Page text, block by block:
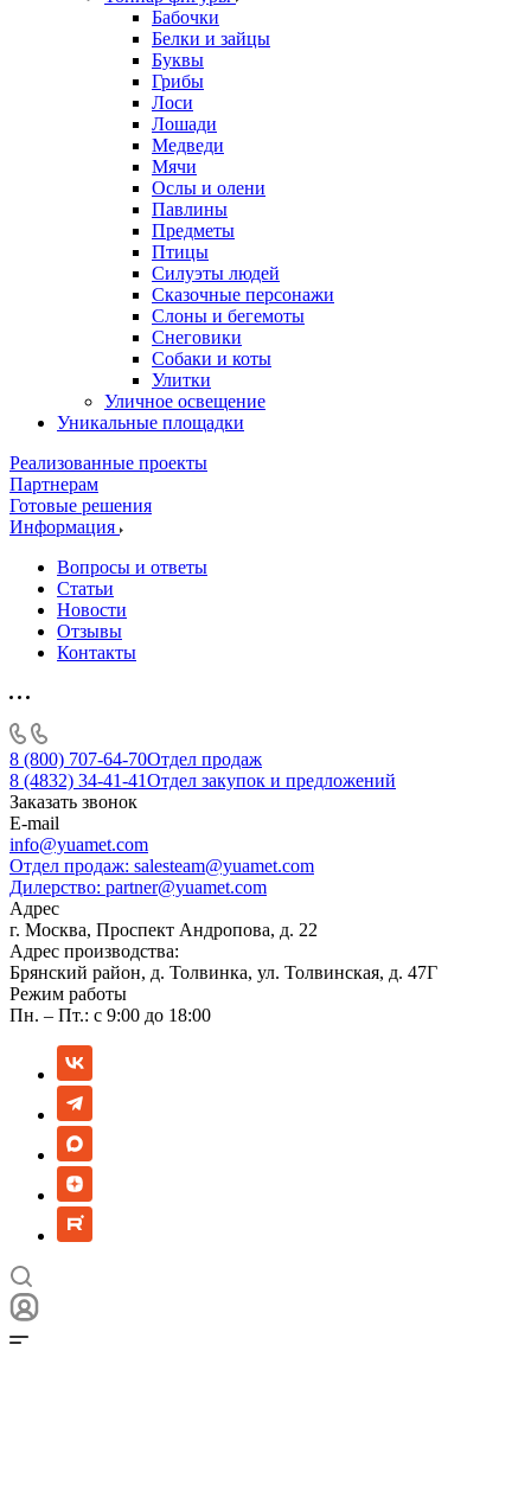
Бабочки
Белки и зайцы
Буквы
Грибы
Лоси
Лошади
Медведи
Мячи
Ослы и олени
Павлины
Предметы
Птицы
Силуэты людей
Сказочные персонажи
Слоны и бегемоты
Снеговики
Собаки и коты
Улитки
Уличное освещение
Уникальные площадки
Реализованные проекты
Партнерам
Готовые решения
Информация
Вопросы и ответы
Статьи
Новости
Отзывы
Контакты
8 (800) 707-64-70Отдел продаж
8 (4832) 34-41-41Отдел закупок и предложений
Заказать звонок
E-mail
info@yuamet.com
Отдел продаж: salesteam@yuamet.com
Дилерство: partner@yuamet.com
Адрес
г. Москва, Проспект Андропова, д. 22
Адрес производства:
Брянский район, д. Толвинка, ул. Толвинская, д. 47Г
Режим работы
Пн. – Пт.: с 9:00 до 18:00